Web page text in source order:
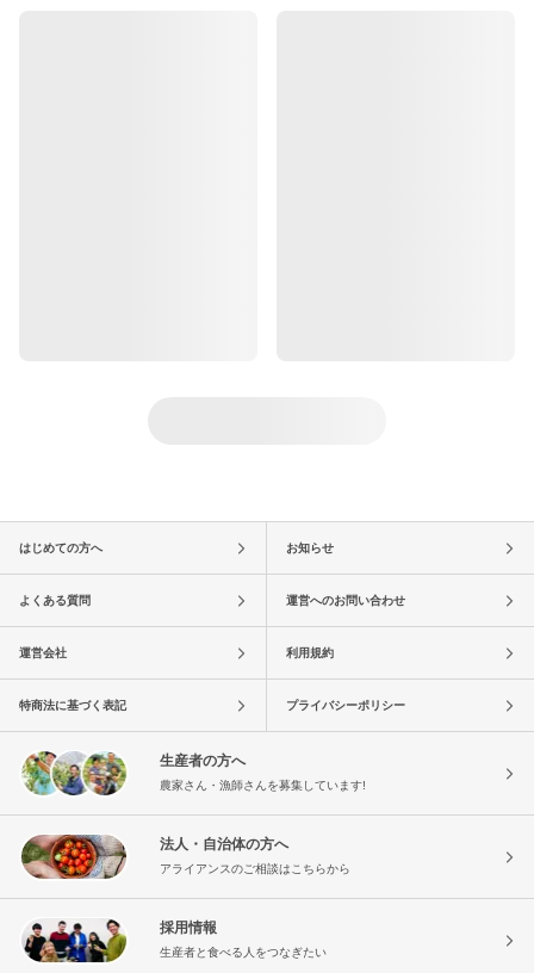
はじめての方へ お知らせ
よくある質問 運営へのお問い合わせ
運営会社 利用規約
特商法に基づく表記 プライバシーポリシー
生産者の方へ
農家さん・漁師さんを募集しています!
法人・自治体の方へ
アライアンスのご相談はこちらから
採用情報
生産者と食べる人をつなぎたい